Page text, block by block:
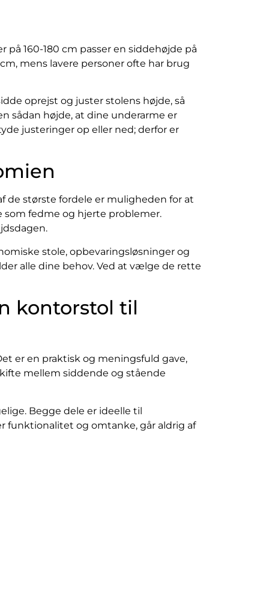
160-180 cm passer en siddehøjde på
mens lavere personer ofte har brug
oprejst og juster stolens højde, så
sådan højde, at dine underarme er
justeringer op eller ned; derfor er
de største fordele er muligheden for at
som fedme og hjerte problemer.
stole, opbevaringsløsninger og
alle dine behov. Ved at vælge de rette
kontorstol til
er en praktisk og meningsfuld gave,
mellem siddende og stående
Begge dele er ideelle til
funktionalitet og omtanke, går aldrig af